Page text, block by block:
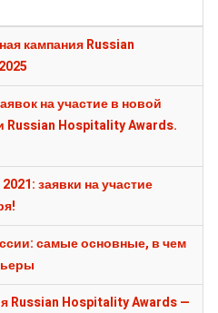
кампания Russian
на участие в новой
Russian Hospitality Awards.
заявки на участие
самые основные, в чем
Russian Hospitality Awards —